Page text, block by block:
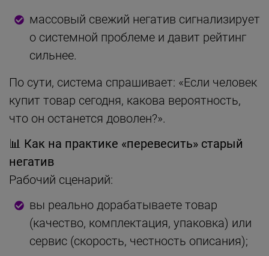
массовый свежий негатив сигнализирует
о системной проблеме и давит рейтинг
сильнее.
По сути, система спрашивает: «Если человек
купит товар сегодня, какова вероятность,
что он останется доволен?».
📊 Как на практике «перевесить» старый
негатив
Рабочий сценарий:
вы реально дорабатываете товар
(качество, комплектация, упаковка) или
сервис (скорость, честность описания);